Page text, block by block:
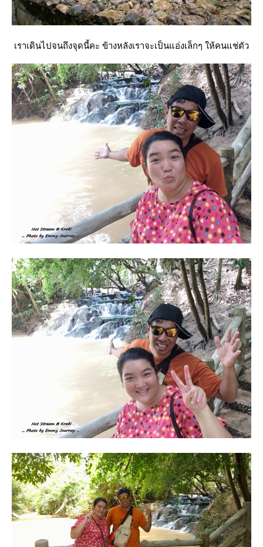
เราเดินไปจนถึงจุดนี้คะ ข้างหลังเราจะเป็นแอ่งเล็กๆ ให้คนแช่ตัว